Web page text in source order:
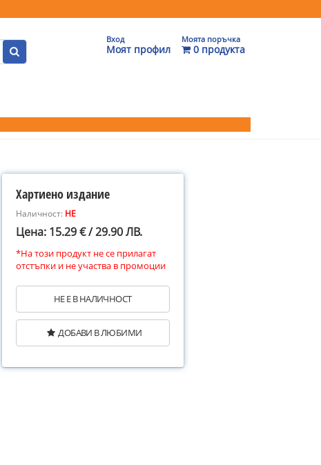
Вход
Моят профил
Моята поръчка
0 продукта
Хартиено издание
Наличност: НЕ
Цена: 15.29 € / 29.90 ЛВ.
*На този продукт не се прилагат
отстъпки и не участва в промоции
НЕ Е В НАЛИЧНОСТ
ДОБАВИ В ЛЮБИМИ